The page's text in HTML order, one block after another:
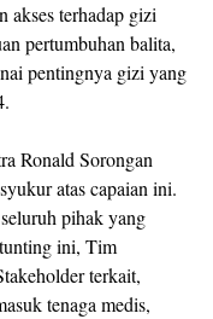
akses terhadap gizi
pertumbuhan balita,
pentingnya gizi yang
Ronald Sorongan
atas capaian ini.
pihak yang
ini, Tim
terkait,
tenaga medis,